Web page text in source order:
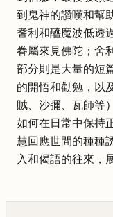
到鬼神的讚嘆和幫
耆利和醯魔波低透
眷屬來見佛陀；舍
部分則是大量的短
的開悟和勸勉，以
賊、沙彌、瓦師等
如何在日常中保持
慧回應世間的種種
入和偈語的往來，